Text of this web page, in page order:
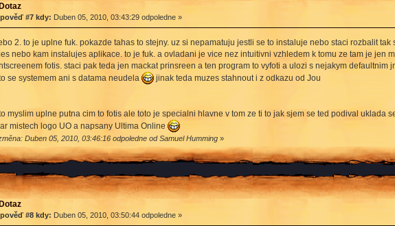
#7 kdy: Duben 05, 2010, 03:43:29 odpoledne »
2. to je uplne fuk. pokazde tahas to stejny. uz si nepamatuju jestli se to instaluje nebo staci rozbalit
nebo kam instalujes aplikace. to je fuk. a ovladani je vice nez intuitivni vzhledem k tomu ze tam je jen
fotis. staci pak teda jen mackat prinsreen a ten program to vyfoti a ulozi s nejakym
se systemem ani s datama neudela
jinak teda muzes stahnout i z odkazu od Jou
myslim uplne putna cim to fotis ale toto je specialni hlavne v tom ze ti to jak sjem se ted podival uklada
mistech logo UO a napsany Ultima Online
Duben 05, 2010, 03:46:16 odpoledne od Samuel Humming»
#8 kdy: Duben 05, 2010, 03:50:44 odpoledne »